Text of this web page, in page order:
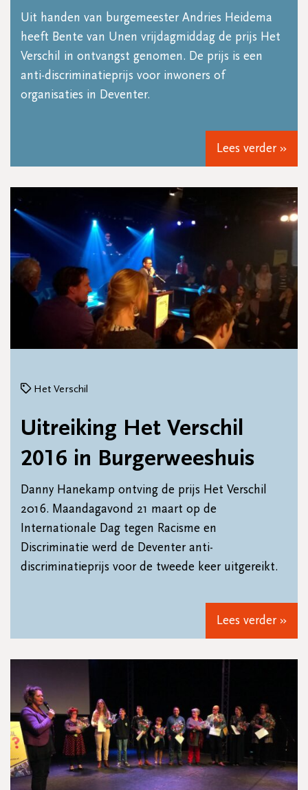
Lees verder »
Uit handen van burgemeester Andries Heidema
heeft Bente van Unen vrijdagmiddag de prijs Het
Verschil in ontvangst genomen. De prijs is een
anti-discriminatieprijs voor inwoners of
organisaties in Deventer.
Lees verder »
Het Verschil
Uitreiking Het Verschil
2016 in Burgerweeshuis
Danny Hanekamp ontving de prijs Het Verschil
2016. Maandagavond 21 maart op de
Internationale Dag tegen Racisme en
Discriminatie werd de Deventer anti-
discriminatieprijs voor de tweede keer uitgereikt.